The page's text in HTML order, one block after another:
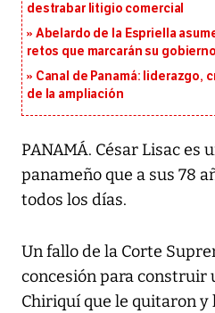
destrabar litigio comercial
Abelardo de la Espriella
retos que marcarán su gobierno
Canal de Panamá: liderazgo,
de la ampliación
PANAMÁ. César Lisac es
panameño que a sus 78
todos los días.
Un fallo de la Corte
concesión para construir
Chiriquí que le quitaron y